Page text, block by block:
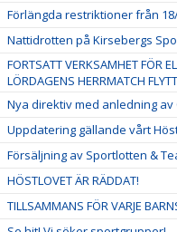
Förlängda restriktioner från
Nattidrotten på Kirsebergs
FORTSATT VERKSAMHET FÖR
LÖRDAGENS HERRMATCH
Nya direktiv med anledning av
Uppdatering gällande vårt
Försäljning av Sportlotten &
HÖSTLOVET ÄR RÄDDAT!
TILLSAMMANS FÖR VARJE